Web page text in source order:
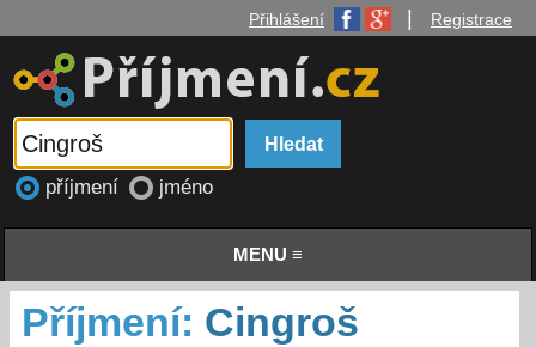
Přihlášení Registrace
příjmení jméno
MENU ≡
Příjmení: Cingroš